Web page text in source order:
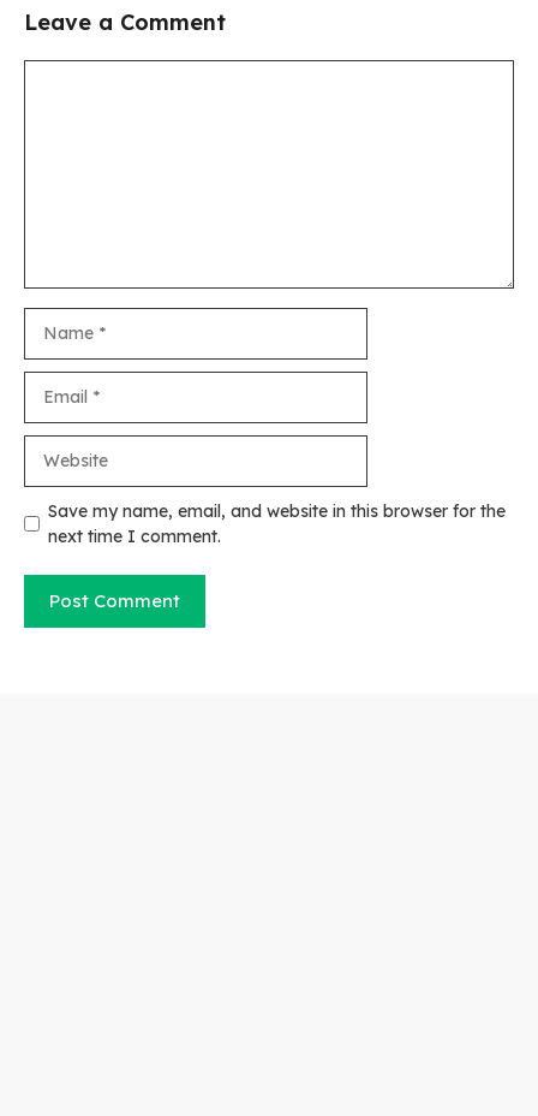
Leave a Comment
Save my name, email, and website in this browser for the
next time I comment.